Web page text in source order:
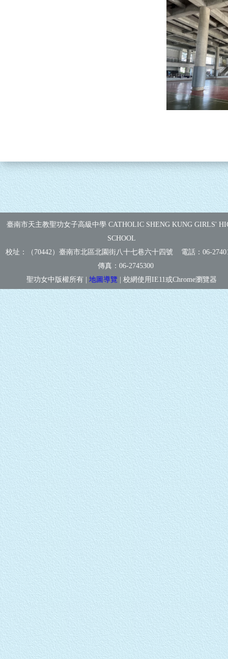
臺南市天主教聖功女子高級中學 CATHOLIC SHENG KUNG GIRLS'
SCHOOL
校址：（70442）臺南市北區北園街八十七巷六十四號 電話：06-
傳真： 06-2745300
聖功女中版權所有 | 地圖導覽 | 校網使用IE11或Chrome瀏覽器